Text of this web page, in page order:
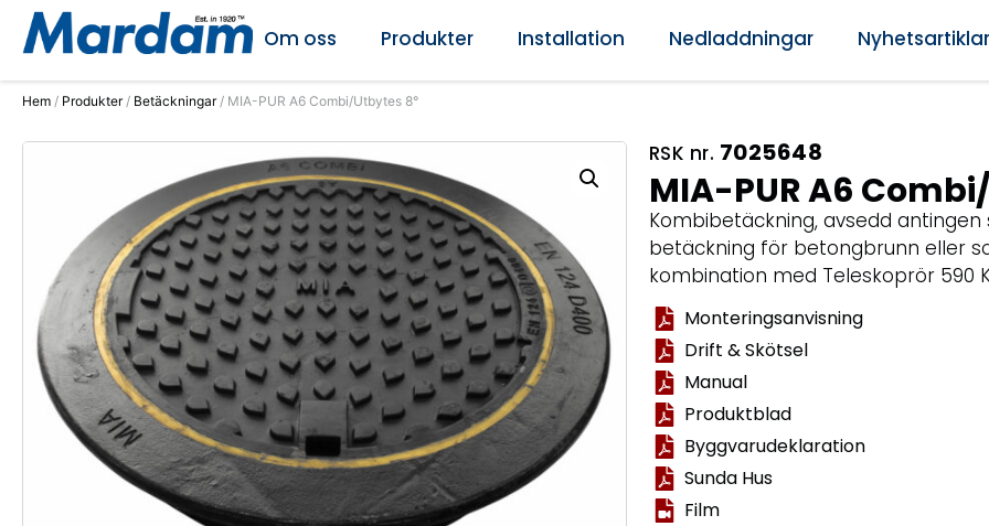
Om oss Produkter Installation Nedladdningar Nyhetsartiklar
Hem / Produkter/ Betäckningar/ MIA-PUR A6 Combi/Utbytes 8°
RSK nr. 7025648
MIA-PUR A6
Kombibetäckning, avsedd
betäckning för betongbrunn eller
kombination med Teleskoprör 590
Monteringsanvisning
Drift & Skötsel
Manual
Produktblad
Byggvarudeklaration
Sunda Hus
Film